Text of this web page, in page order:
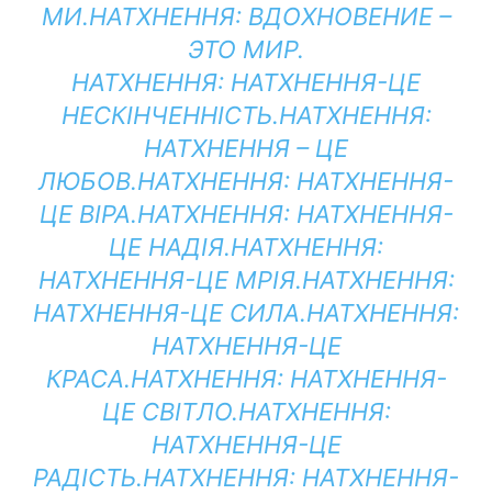
МИ.НАТХНЕННЯ:ВДОХНОВЕНИЕ –
ЭТО МИР.
НАТХНЕННЯ: НАТХНЕННЯ-ЦЕ
НЕСКІНЧЕННІСТЬ.НАТХНЕННЯ:
НАТХНЕННЯ – ЦЕ
ЛЮБОВ.НАТХНЕННЯ: НАТХНЕННЯ-
ЦЕ ВІРА.НАТХНЕННЯ:НАТХНЕННЯ-
ЦЕ НАДІЯ.НАТХНЕННЯ:
НАТХНЕННЯ-ЦЕ МРІЯ.НАТХНЕННЯ:
НАТХНЕННЯ-ЦЕ СИЛА.НАТХНЕННЯ:
НАТХНЕННЯ-ЦЕ
КРАСА.НАТХНЕННЯ:НАТХНЕННЯ-
ЦЕ СВІТЛО.НАТХНЕННЯ:
НАТХНЕННЯ-ЦЕ
РАДІСТЬ.НАТХНЕННЯ: НАТХНЕННЯ-